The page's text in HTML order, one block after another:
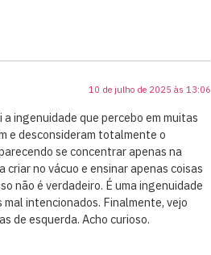
10 de julho de 2025 às 13:06
ingenuidade que percebo em muitas
e desconsideram totalmente o
se concentrar apenas na
criar no vácuo e ensinar apenas coisas
não é verdadeiro. É uma ingenuidade
intencionados. Finalmente, vejo
de esquerda. Acho curioso.